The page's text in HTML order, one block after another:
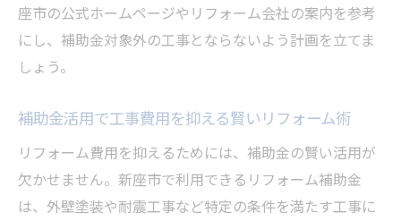
座市の公式ホームページやリフォーム会社の案内を参考
にし、補助金対象外の工事とならないよう計画を立てま
しょう。
補助金活用で工事費用を抑える賢いリフォーム術
リフォーム費用を抑えるためには、補助金の賢い活用が
欠かせません。新座市で利用できるリフォーム補助金
は、外壁塗装や耐震工事など特定の条件を満たす工事に